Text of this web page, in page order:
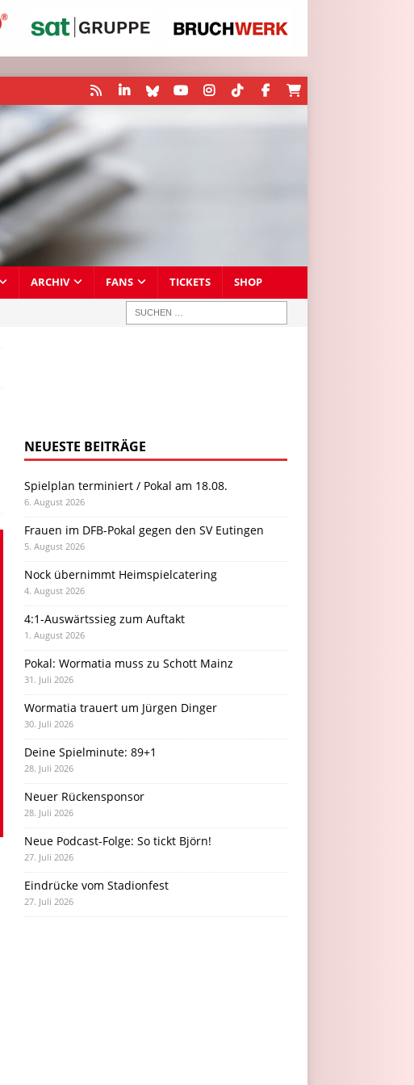
ARCHIV FANS TICKETS SHOP
NEUESTE BEITRÄGE
Spielplan terminiert / Pokal am 18.08.
6. August 2026
Frauen im DFB-Pokal gegen den SV Eutingen
5. August 2026
Nock übernimmt Heimspielcatering
4. August 2026
4:1-Auswärtssieg zum Auftakt
1. August 2026
Pokal: Wormatia muss zu Schott Mainz
31. Juli 2026
Wormatia trauert um Jürgen Dinger
30. Juli 2026
Deine Spielminute: 89+1
28. Juli 2026
Neuer Rückensponsor
28. Juli 2026
Neue Podcast-Folge: So tickt Björn!
27. Juli 2026
Eindrücke vom Stadionfest
27. Juli 2026